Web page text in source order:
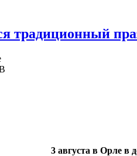
традиционный
3 августа в Орле в